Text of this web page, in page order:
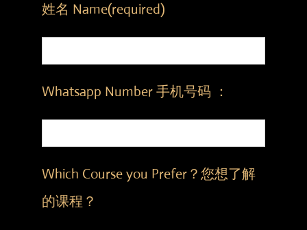
姓名 Name(required)
Whatsapp Number 手机号码 ：
Which Course you Prefer？您想了解
的课程？